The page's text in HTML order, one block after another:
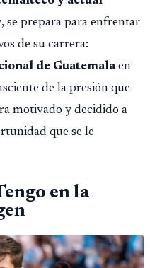
, se prepara para enfrentar
de su carrera:
de Guatemalaen
de la presión que
motivado y decidido a
que se le
en la